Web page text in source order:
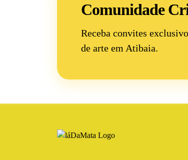
Comunidade
Receba convites
de arte em Atibaia.